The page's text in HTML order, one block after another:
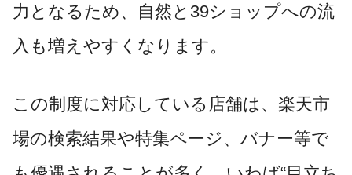
力となるため、自然と39ショップへの流
入も増えやすくなります。
この制度に対応している店舗は、楽天市
場の検索結果や特集ページ、バナー等で